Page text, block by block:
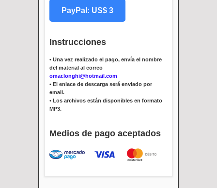
PayPal: US$ 3
Instrucciones
• Una vez realizado el pago, envía el nombre
del material al correo
omar.longhi@hotmail.com
• El enlace de descarga será enviado por
email.
• Los archivos están disponibles en formato
MP3.
Medios de pago aceptados